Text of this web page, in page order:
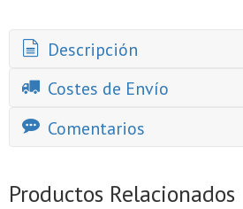
Descripción
Costes de Envío
Comentarios
Productos Relacionados